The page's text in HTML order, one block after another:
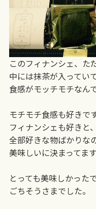
このフィナンシェ、た
中には抹茶が入ってい
食感がモッチモチなんで
モチモチ食感も好きで
フィナンシェも好きと、
全部好きな物ばかりなの
美味しいに決まってます
とっても美味しかった
ごちそうさまでした。